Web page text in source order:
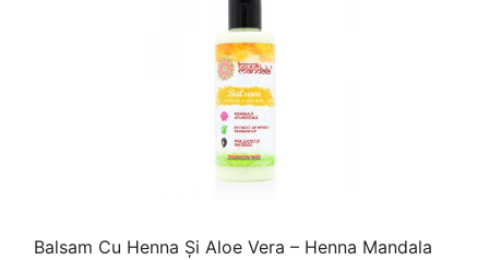
Balsam Cu Henna Și Aloe Vera – Henna Mandala